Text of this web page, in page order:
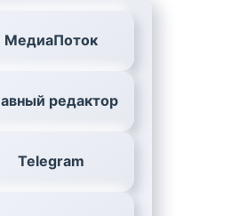
МедиаПоток
редактор
Telegram